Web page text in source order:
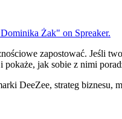
Żak" on Spreaker.
zapostować. Jeśli
pokaże, jak sobie z nimi
DeeZee, strateg biznesu,